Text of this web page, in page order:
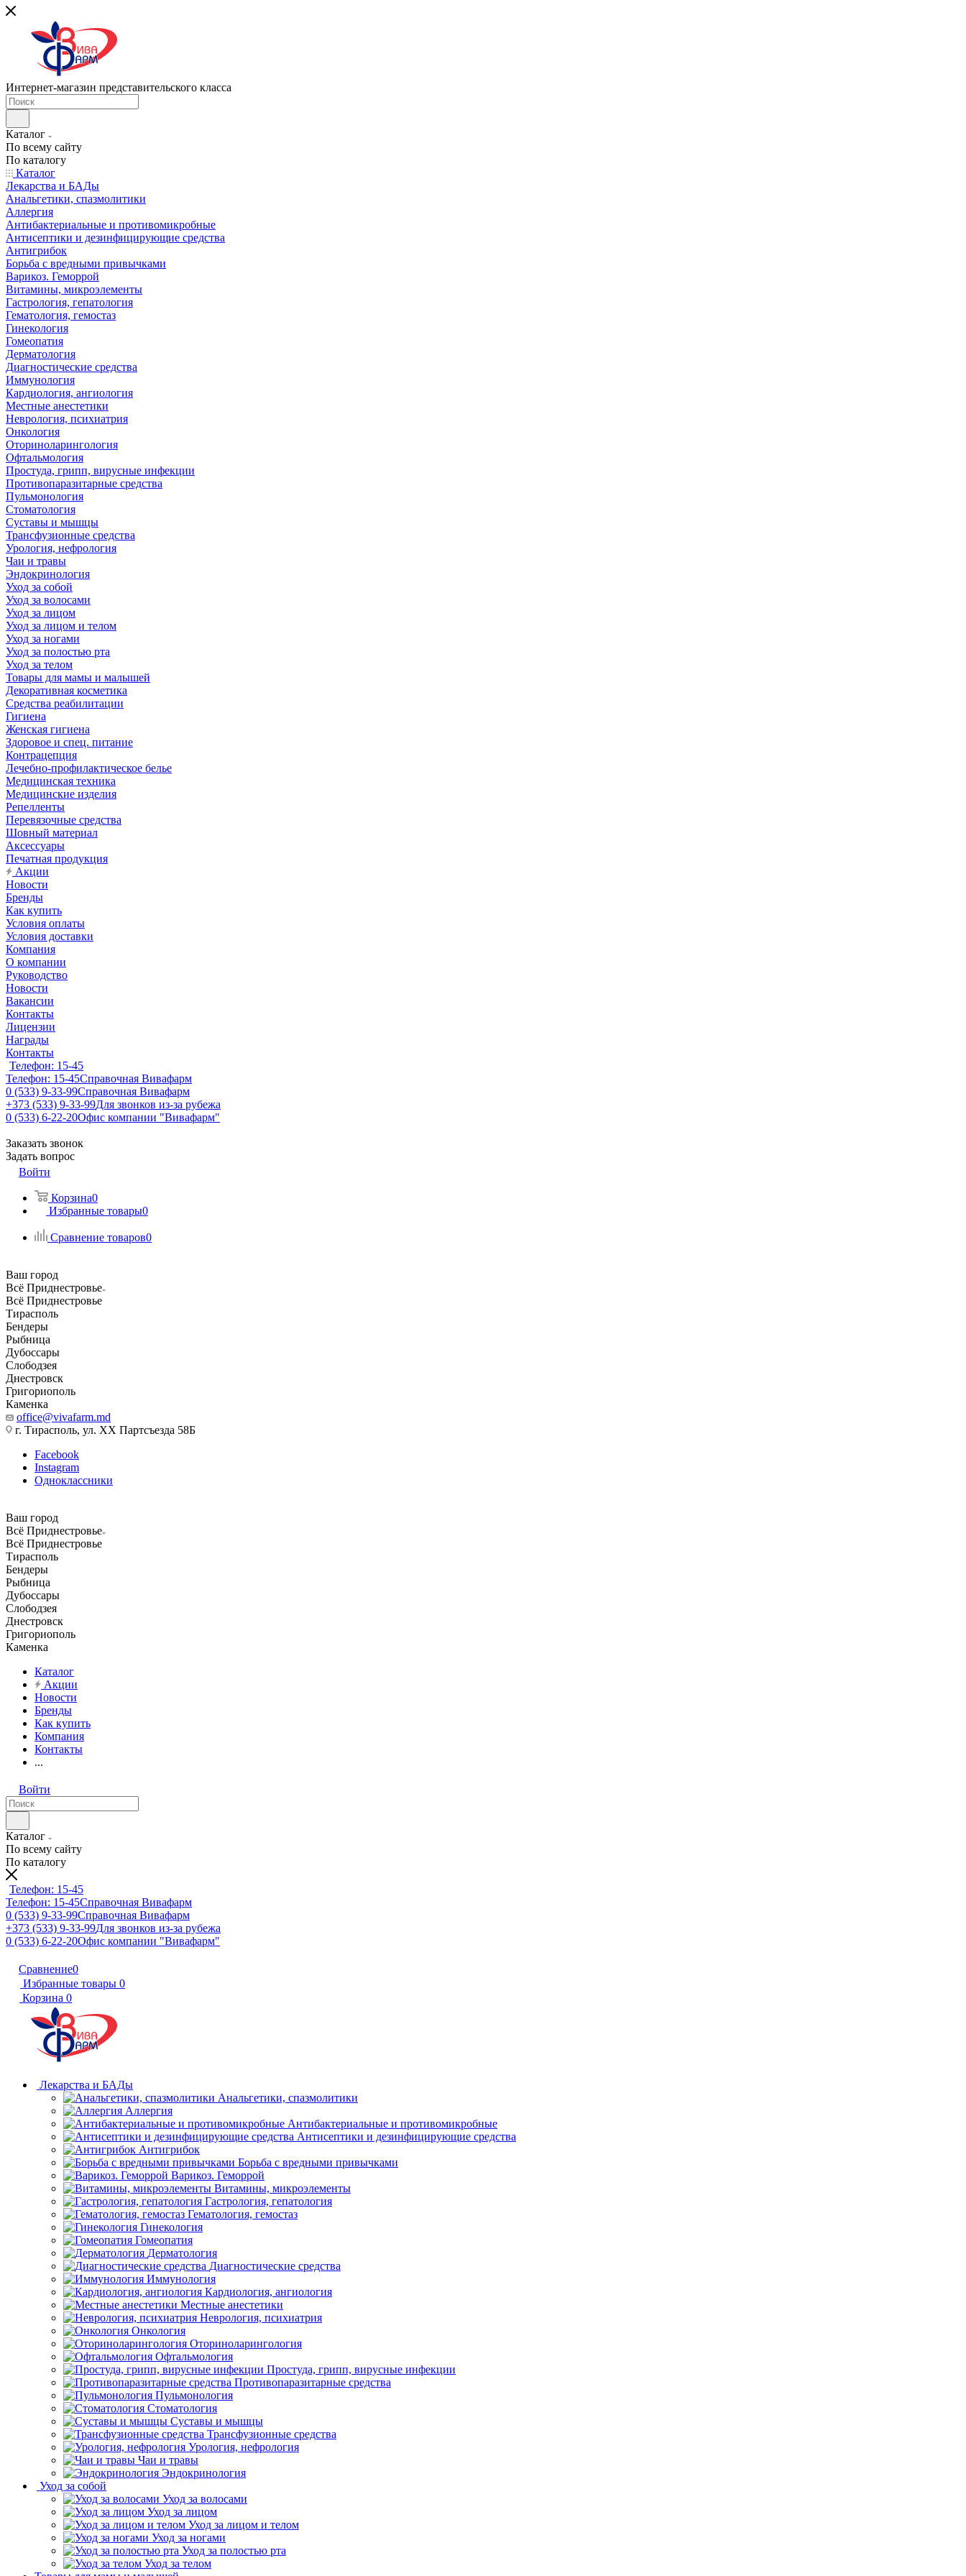
Интернет-магазин представительского класса
Каталог
По всему сайту
По каталогу
Каталог
Лекарства и БАДы
Анальгетики, спазмолитики
Аллергия
Антибактериальные и противомикробные
Антисептики и дезинфицирующие средства
Антигрибок
Борьба с вредными привычками
Варикоз. Геморрой
Витамины, микроэлементы
Гастрология, гепатология
Гематология, гемостаз
Гинекология
Гомеопатия
Дерматология
Диагностические средства
Иммунология
Кардиология, ангиология
Местные анестетики
Неврология, психиатрия
Онкология
Оториноларингология
Офтальмология
Простуда, грипп, вирусные инфекции
Противопаразитарные средства
Пульмонология
Стоматология
Суставы и мышцы
Трансфузионные средства
Урология, нефрология
Чаи и травы
Эндокринология
Уход за собой
Уход за волосами
Уход за лицом
Уход за лицом и телом
Уход за ногами
Уход за полостью рта
Уход за телом
Товары для мамы и малышей
Декоративная косметика
Средства реабилитации
Гигиена
Женская гигиена
Здоровое и спец. питание
Контрацепция
Лечебно-профилактическое белье
Медицинская техника
Медицинские изделия
Репелленты
Перевязочные средства
Шовный материал
Аксессуары
Печатная продукция
Акции
Новости
Бренды
Как купить
Условия оплаты
Условия доставки
Компания
О компании
Руководство
Новости
Вакансии
Контакты
Лицензии
Награды
Контакты
Телефон: 15-45
Телефон: 15-45Справочная Вивафарм
0 (533) 9-33-99Справочная Вивафарм
+373 (533) 9-33-99Для звонков из-за рубежа
0 (533) 6-22-20Офис компании "Вивафарм"
Заказать звонок
Задать вопрос
Войти
Корзина0
Избранные товары0
Сравнение товаров0
Ваш город
Всё Приднестровье
Всё Приднестровье
Тирасполь
Бендеры
Рыбница
Дубоссары
Слободзея
Днестровск
Григориополь
Каменка
office@vivafarm.md
г. Тирасполь, ул. ХХ Партсъезда 58Б
Facebook
Instagram
Одноклассники
Ваш город
Всё Приднестровье
Всё Приднестровье
Тирасполь
Бендеры
Рыбница
Дубоссары
Слободзея
Днестровск
Григориополь
Каменка
Каталог
Акции
Новости
Бренды
Как купить
Компания
Контакты
...
Войти
Каталог
По всему сайту
По каталогу
Телефон: 15-45
Телефон: 15-45Справочная Вивафарм
0 (533) 9-33-99Справочная Вивафарм
+373 (533) 9-33-99Для звонков из-за рубежа
0 (533) 6-22-20Офис компании "Вивафарм"
Сравнение0
Избранные товары 0
Корзина 0
Лекарства и БАДы
Анальгетики, спазмолитики
Аллергия
Антибактериальные и противомикробные
Антисептики и дезинфицирующие средства
Антигрибок
Борьба с вредными привычками
Варикоз. Геморрой
Витамины, микроэлементы
Гастрология, гепатология
Гематология, гемостаз
Гинекология
Гомеопатия
Дерматология
Диагностические средства
Иммунология
Кардиология, ангиология
Местные анестетики
Неврология, психиатрия
Онкология
Оториноларингология
Офтальмология
Простуда, грипп, вирусные инфекции
Противопаразитарные средства
Пульмонология
Стоматология
Суставы и мышцы
Трансфузионные средства
Урология, нефрология
Чаи и травы
Эндокринология
Уход за собой
Уход за волосами
Уход за лицом
Уход за лицом и телом
Уход за ногами
Уход за полостью рта
Уход за телом